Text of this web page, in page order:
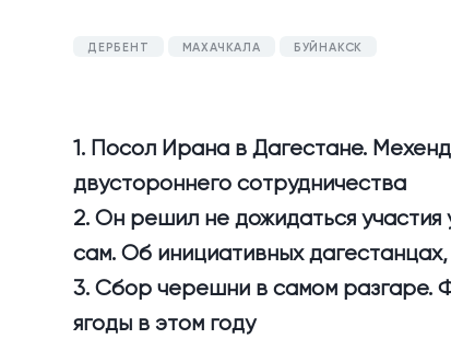
ДЕРБЕНТ МАХАЧКАЛА БУЙНАКСК
1. Посол Ирана в Дагестане.
двустороннего сотрудничества
2. Он решил не дожидаться
сам. Об инициативных
3. Сбор черешни в самом разгаре.
ягоды в этом году